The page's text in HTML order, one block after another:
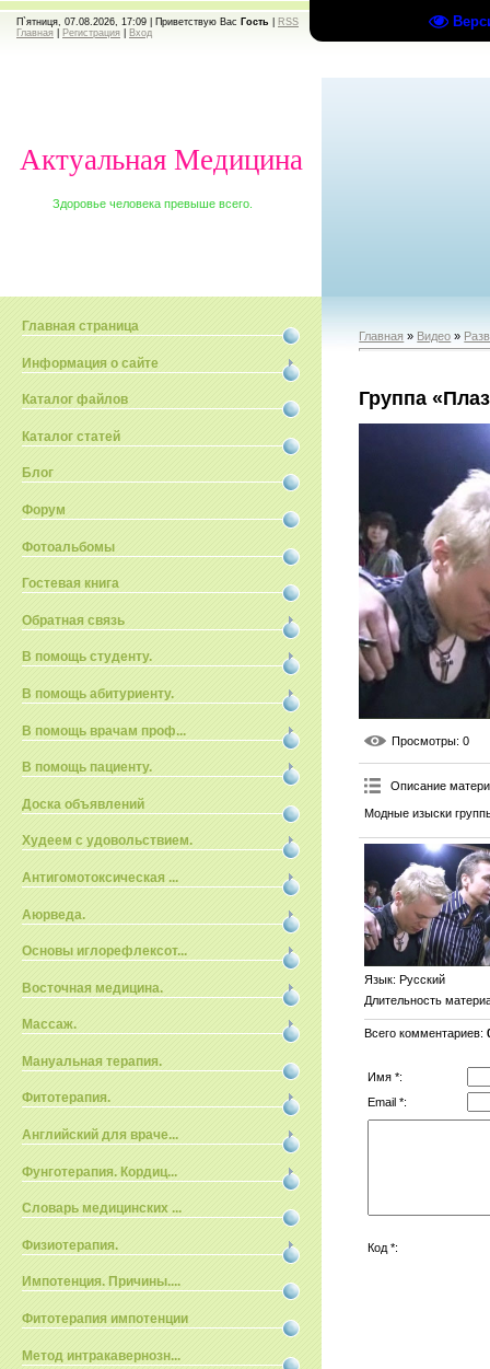
П`ятниця, 07.08.2026, 17:09 | Приветствую Вас Гость
RSS
Главная
Регистрация Вход
Актуальная Медицина
Здоровье человека превыше всего.
Главная страница
Информация о сайте
Каталог файлов
Каталог статей
Блог
Форум
Фотоальбомы
Гостевая книга
Обратная связь
В помощь студенту.
В помощь абитуриенту.
В помощь врачам проф...
В помощь пациенту.
Доска объявлений
Худеем с удовольствием.
Антигомотоксическая ...
Аюрведа.
Основы иглорефлексот...
Восточная медицина.
Массаж.
Мануальная терапия.
Фитотерапия.
Английский для враче...
Фунготерапия. Кордиц...
Словарь медицинских ...
Физиотерапия.
Импотенция. Причины....
Фитотерапия импотенции
Метод интракавернозн...
Главная » Видео »
Группа
Просмотры: 0
Описание
Модные изыски
Язык: Русский
Длительность
Всего комментариев:
Имя *:
Email *:
Код *: